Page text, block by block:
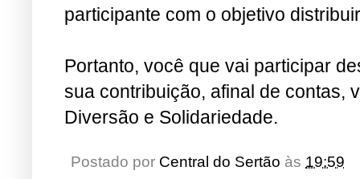
participante com o objetivo
Portanto, você que vai participar
sua contribuição, afinal de contas,
Diversão e Solidariedade.
Postado por Central do Sertão às 19:59